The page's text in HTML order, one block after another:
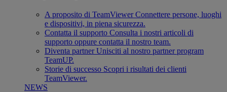
A proposito di TeamViewer Connettere persone, luoghi
e dispositivi, in piena sicurezza.
Contatta il supporto Consulta i nostri articoli di
supporto oppure contatta il nostro team.
Diventa partner Unisciti al nostro partner program
TeamUP.
Storie di successo Scopri i risultati dei clienti
TeamViewer.
NEWS